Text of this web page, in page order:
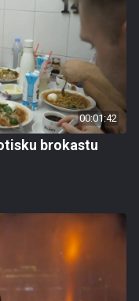
00:01:42
brokastu